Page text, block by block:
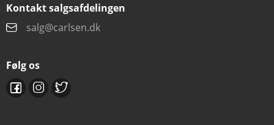
Kontakt salgsafdelingen
salg@carlsen.dk
Følg os